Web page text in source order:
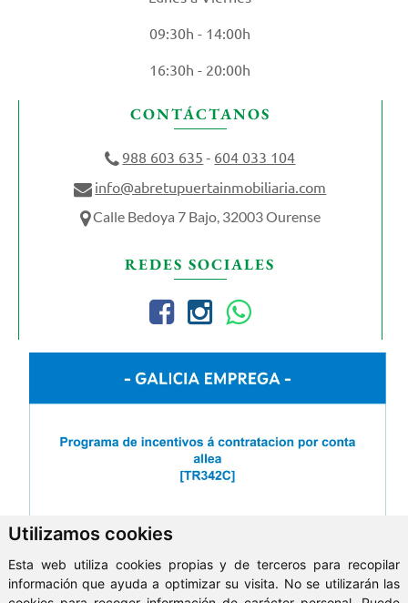
Utilizamos cookies
Esta web utiliza cookies propias y de terceros para recopilar
información que ayuda a optimizar su visita. No se utilizarán las
09:30h - 14:00h
16:30h - 20:00h
CONTÁCTANOS
988 603 635 - 604 033 104
info@abretupuertainmobiliaria.com
Calle Bedoya 7 Bajo, 32003 Ourense
REDES SOCIALES